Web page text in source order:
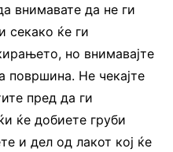
внимавате да не ги
секако ќе ги
но внимавајте
површина. Не чекајте
пред да ги
ќе добиете груби
и дел од лакот кој ќе